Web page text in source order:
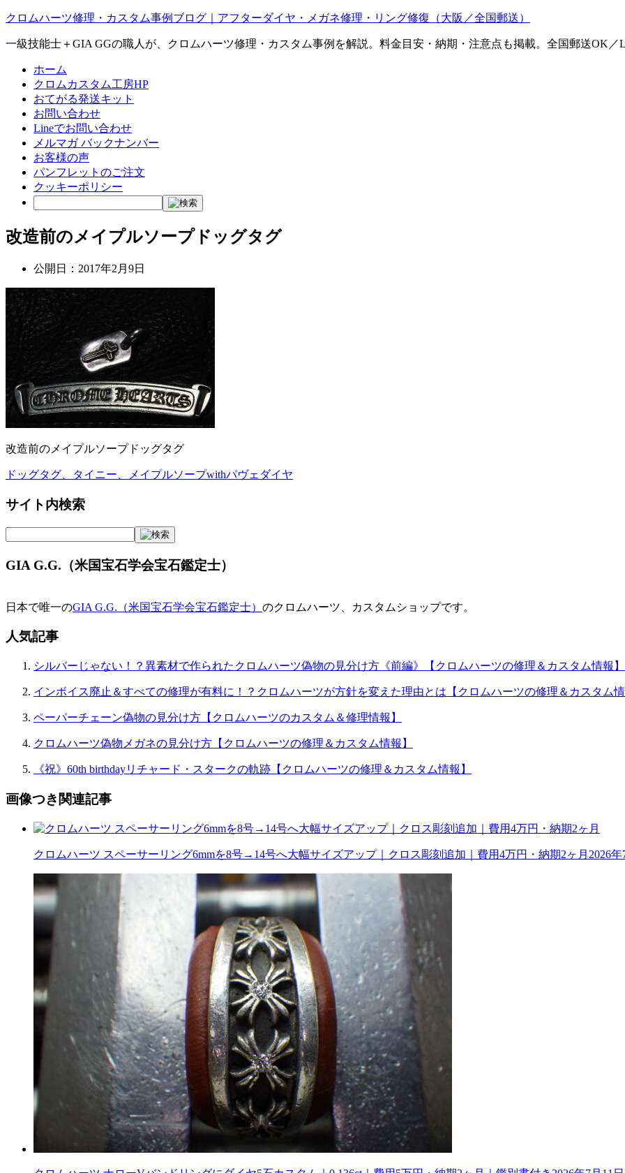
クロムハーツ修理・カスタム事例ブログ｜アフターダイヤ・メガネ修理・リング修復（大阪／全国郵送）
一級技能士＋GIA GGの職人が、クロムハーツ修理・カスタム事例を解説。料金目安・納期・注意点も掲載。全国郵送OK／
ホーム
クロムカスタム工房HP
おてがる発送キット
お問い合わせ
Lineでお問い合わせ
メルマガ バックナンバー
お客様の声
パンフレットのご注文
クッキーポリシー
改造前のメイプルソープドッグタグ
公開日： 2017年2月9日
改造前のメイプルソープドッグタグ
投
稿
ナ
ビ
ゲ
シ
ョ
ドッグタグ、タイニー、メイプルソープwithパヴェダイヤ
サイト内検索
GIA G.G.（米国宝石学会宝石鑑定士）
日本で唯一のGIA G.G.（米国宝石学会宝石鑑定士） のクロムハーツ、カスタムショップです。
人気記事
シルバーじゃない！？異素材で作られたクロムハーツ偽物の見分け方《前編》【クロムハーツの修理＆カスタム情報】
インボイス廃止＆すべての修理が有料に！？クロムハーツが方針を変えた理由とは【クロムハーツの修理＆カスタム情
ペーパーチェーン偽物の見分け方【クロムハーツのカスタム＆修理情報】
クロムハーツ偽物メガネの見分け方【クロムハーツの修理＆カスタム情報】
《祝》60th birthdayリチャード・スタークの軌跡【クロムハーツの修理＆カスタム情報】
画像つき関連記事
クロムハーツ スペーサーリング6mmを8号→14号へ大幅サイズアップ｜クロス彫刻追加｜費用4万円・納期2ヶ月 2026年